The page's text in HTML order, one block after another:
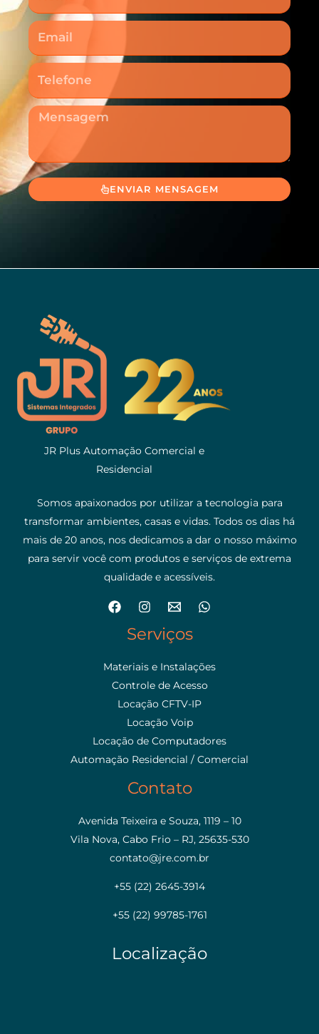
Email
Telefone
Mensagem
ENVIAR MENSAGEM
JR Plus Automação Comercial e
Residencial
Somos apaixonados por utilizar a tecnologia para
transformar ambientes, casas e vidas. Todos os dias há
mais de 20 anos, nos dedicamos a dar o nosso máximo
para servir você com produtos e serviços de extrema
qualidade e acessíveis.
Serviços
Materiais e Instalações
Controle de Acesso
Locação CFTV-IP
Locação Voip
Locação de Computadores
Automação Residencial / Comercial
Contato
Avenida Teixeira e Souza, 1119 – 10
Vila Nova, Cabo Frio – RJ, 25635-530
contato@jre.com.br
+55 (22) 2645-3914
+55 (22) 99785-1761
Localização